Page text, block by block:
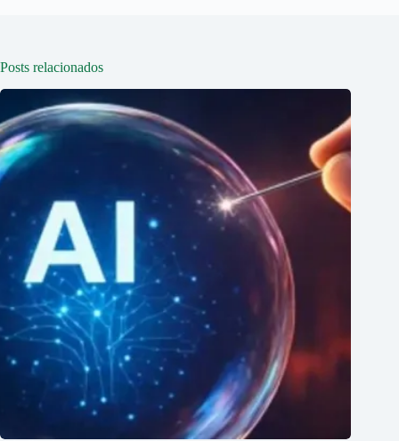
Posts relacionados